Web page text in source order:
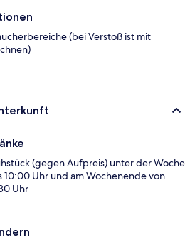
(bei Verstoß ist mit
(gegen Aufpreis) unter der Woche
10:00 Uhr und am Wochenende von
Uhr